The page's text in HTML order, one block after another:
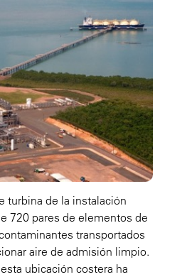
turbina de la instalación
720 pares de elementos de
transportados
aire de admisión limpio.
ubicación costera ha